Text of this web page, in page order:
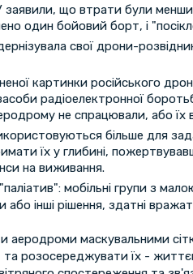
заявили, що втрати були
один бойовий борт, і
свої дрони-
картинки російського
радіоелектронної
не спрацювали, або їх
більше для
їх у глибині,
на виживання.
мобільні групи з
або інші рішення, здатні
аеродроми маскувальними
розосереджувати їх -